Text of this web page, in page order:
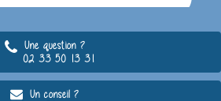
Une question ?
02 33 50 13 31
Un conseil ?